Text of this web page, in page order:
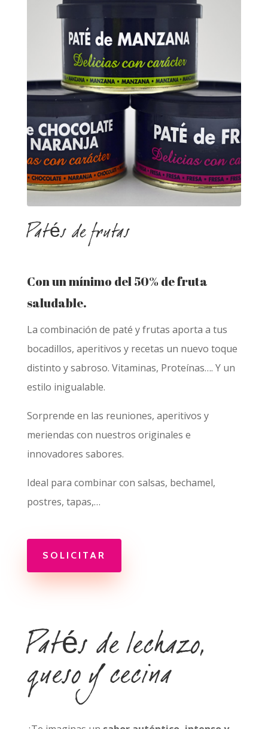
Patés de frutas
Con un mínimo del 50% de fruta
saludable.
La combinación de paté y frutas aporta a tus
bocadillos, aperitivos y recetas un nuevo toque
distinto y sabroso. Vitaminas, Proteínas…. Y un
estilo inigualable.
Sorprende en las reuniones, aperitivos y
meriendas con nuestros originales e
innovadores sabores.
Ideal para combinar con salsas, bechamel,
postres, tapas,…
SOLICITAR
Patés de lechazo,
queso y cecina